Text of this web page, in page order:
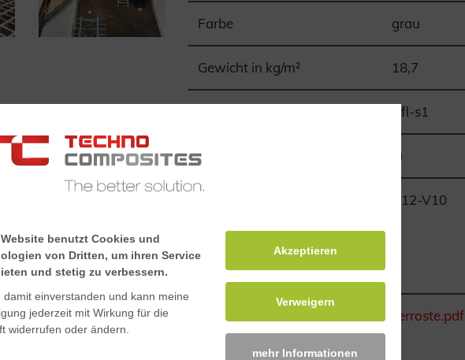
Farbe grau
Gewicht in kg/m² 18,7
Bfl-s1
Halogenfrei ja
R12-V10
Downloads
Sicherheitsdatenblatt GFK-Gitterroste.pdf
Diese Gitterroste
Eigenschaften für
Er ist feuerhemmend
und gute
Website benutzt Cookies und
von Dritten, um ihren Service
und stetig zu verbessern.
damit einverstanden und kann meine
jederzeit mit Wirkung für die
widerrufen oder ändern.
Akzeptieren
Verweigern
mehr Informationen